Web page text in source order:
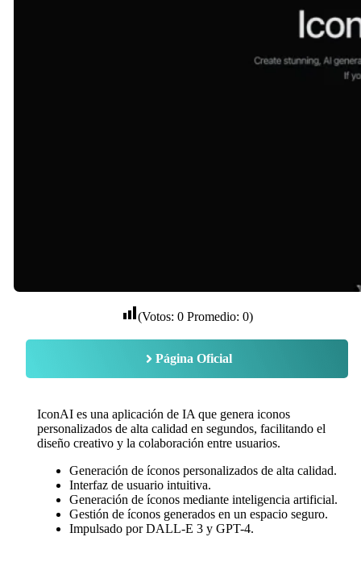
(Votos: 0Promedio: 0)
Página Oficial
IconAI es una aplicación de IA que genera iconos
personalizados de alta calidad en segundos, facilitando el
diseño creativo y la colaboración entre usuarios.
Generación de íconos personalizados de alta calidad.
Interfaz de usuario intuitiva.
Generación de íconos mediante inteligencia artificial.
Gestión de íconos generados en un espacio seguro.
Impulsado por DALL-E 3 y GPT-4.